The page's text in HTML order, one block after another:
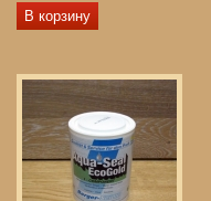
В корзину